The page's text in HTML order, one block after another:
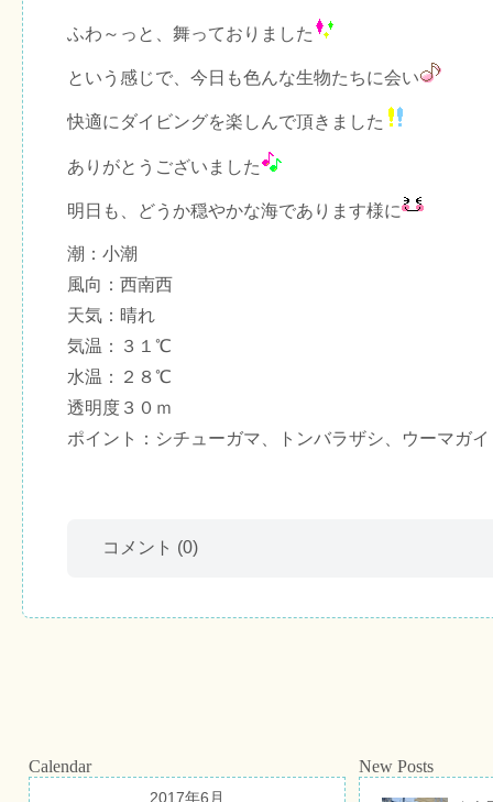
ふわ～っと、舞っておりました
という感じで、今日も色んな生物たちに会い
快適にダイビングを楽しんで頂きました
ありがとうございました
明日も、どうか穏やかな海であります様に
潮：小潮
風向：西南西
天気：晴れ
気温：３１℃
水温：２８℃
透明度３０ｍ
ポイント：シチューガマ、トンバラザシ、ウーマガイ
コメント (0)
Calendar
2017年6月
New Posts